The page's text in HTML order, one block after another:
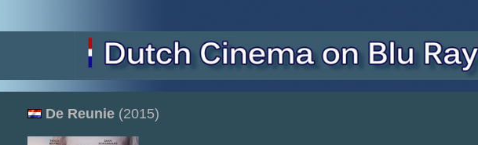
De Reunie (2015)